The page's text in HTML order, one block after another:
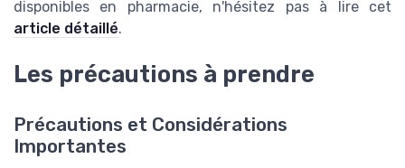
disponibles en pharmacie, n'hésitez pas à lire cet
article détaillé.
Les précautions à prendre
Précautions et Considérations
Importantes